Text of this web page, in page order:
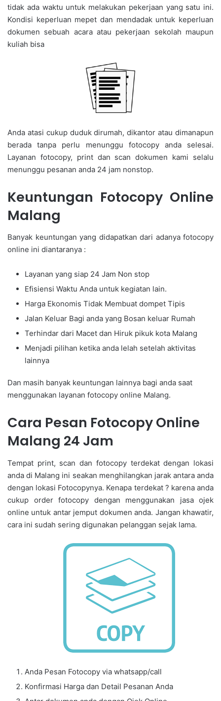
tidak ada waktu untuk melakukan pekerjaan yang satu ini.
Kondisi keperluan mepet dan mendadak untuk keperluan
dokumen sebuah acara atau pekerjaan sekolah maupun
kuliah bisa
Anda atasi cukup duduk dirumah, dikantor atau dimanapun
berada tanpa perlu menunggu fotocopy anda selesai.
Layanan fotocopy, print dan scan dokumen kami selalu
menunggu pesanan anda 24 jam nonstop.
Keuntungan Fotocopy Online
Malang
Banyak keuntungan yang didapatkan dari adanya fotocopy
online ini diantaranya :
Layanan yang siap 24 Jam Non stop
Efisiensi Waktu Anda untuk kegiatan lain.
Harga Ekonomis Tidak Membuat dompet Tipis
Jalan Keluar Bagi anda yang Bosan keluar Rumah
Terhindar dari Macet dan Hiruk pikuk kota Malang
Menjadi pilihan ketika anda lelah setelah aktivitas
lainnya
Dan masih banyak keuntungan lainnya bagi anda saat
menggunakan layanan fotocopy online Malang.
Cara Pesan Fotocopy Online
Malang 24 Jam
Tempat print, scan dan fotocopy terdekat dengan lokasi
anda di Malang ini seakan menghilangkan jarak antara anda
dengan lokasi Fotocopynya. Kenapa terdekat ? karena anda
cukup order fotocopy dengan menggunakan jasa ojek
online untuk antar jemput dokumen anda. Jangan khawatir,
cara ini sudah sering digunakan pelanggan sejak lama.
Anda Pesan Fotocopy via whatsapp/call
Konfirmasi Harga dan Detail Pesanan Anda